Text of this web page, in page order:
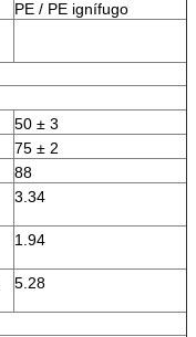
PE / PE ignífugo
50 ± 3
75 ± 2
88
3.34
1.94
5.28